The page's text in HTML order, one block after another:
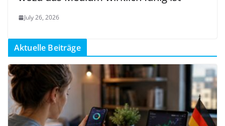
July 26, 2026
Aktuelle Beiträge